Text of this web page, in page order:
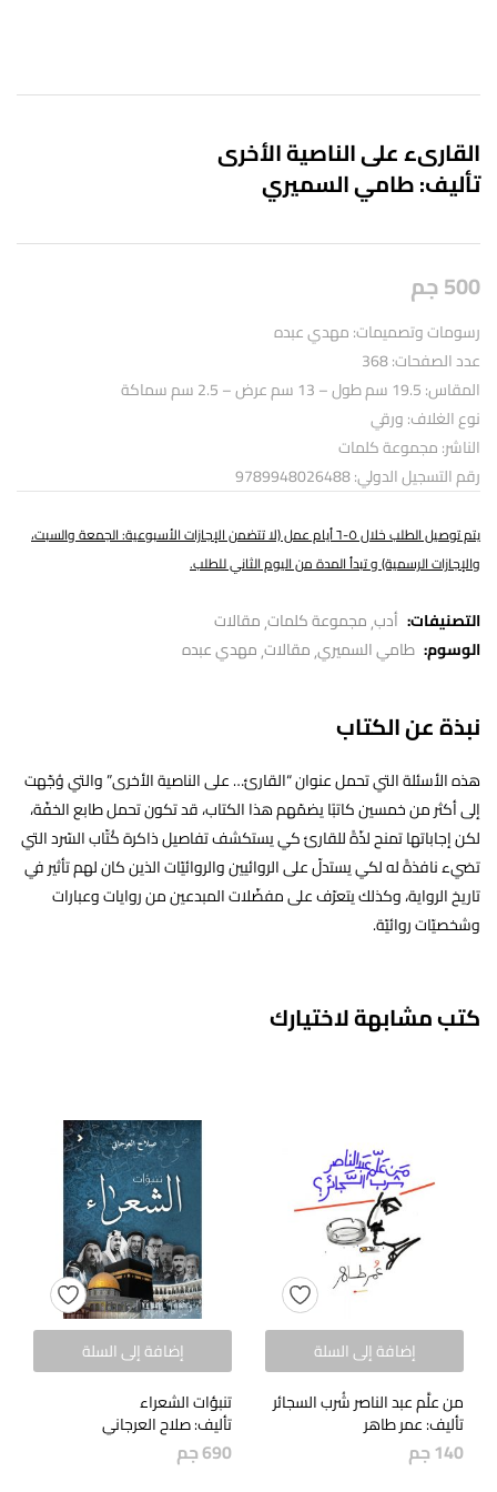
القارىء على الناصية الأخرى
تأليف: طامي السميري
500جم
رسومات وتصميمات: مهدي عبده
عدد الصفحات: 368
المقاس: 19.5 سم طول – 13 سم عرض – 2.5 سم سماكة
نوع الغلاف: ورقي
الناشر: مجموعة كلمات
رقم التسجيل الدولي: 9789948026488
يتم توصيل الطلب خلال ٥-٦ أيام عمل (لا تتضمن الإجازات الأسبوعية: الجمعة والسبت،
والإجازات الرسمية) و تبدأ المدة من اليوم الثاني للطلب.
التصنيفات: أدب مجموعة كلمات مقالات
الوسوم: طامي السميري مقالات مهدي عبده
نبذة عن الكتاب
هذه الأسئلة التي تحمل عنوان “القارئ… على الناصية الأخرى” والتي وُجّهت
إلى أكثر من خمسين كاتبًا يضمّهم هذا الكتاب، قد تكون تحمل طابع الخفّة،
لكن إجاباتها تمنح لذّةً للقارئ كي يستكشف تفاصيل ذاكرة كُتّاب السّرد التي
تضيء نافذةً له لكي يستدلّ على الروائيين والروائيّات الذين كان لهم تأثير في
تاريخ الرواية، وكذلك يتعرّف على مفضّلات المبدعين من روايات وعبارات
وشخصيّات روائيّة.
كتب مشابهة لاختيارك
إضافة إلى السلة
من علَّم عبد الناصر شُرب السجائر
تأليف: عمر طاهر
140جم
إضافة إلى السلة
تنبؤات الشعراء
تأليف: صلاح العرجاني
690جم